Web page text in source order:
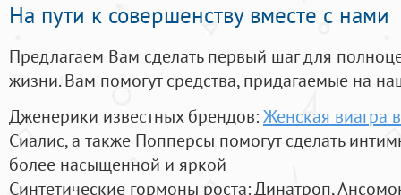
На пути к совершенству вместе с нами
Предлагаем Вам сделать первый шаг для
жизни. Вам помогут средства, придагаемые на
Дженерики известных брендов:Женская виагра
Сиалис, а также Попперсы помогут сделать
более насыщенной и яркой
Синтетические гормоны роста: Динатроп,